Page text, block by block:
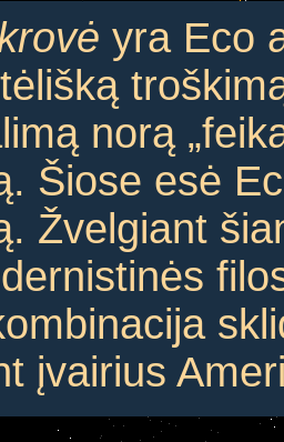
yra Eco
norą
Šiose esė
Žvelgiant
įvairius